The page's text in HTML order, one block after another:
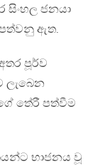
සිංහල ජනයා
ඇත.
පූර්ව
ලැබෙන
තේරී පත්වීම
භාජනය වූ